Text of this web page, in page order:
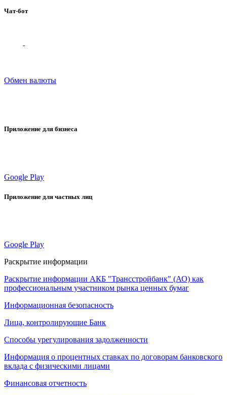
Чат-бот
Обмен валюты
Приложение для бизнеса
Google Play
Приложение для частных лиц
Google Play
Раскрытие информации
Раскрытие информации АКБ "Трансстройбанк" (АО) как
профессиональным участником рынка ценных бумаг
Информационная безопасность
Лица, контролирующие Банк
Способы урегулирования задолженности
Информация о процентных ставках по договорам банковского
вклада с физическими лицами
Финансовая отчетность